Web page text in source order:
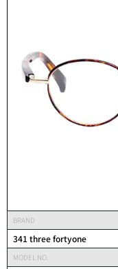
BRAND
341 three fortyone
MODEL NO.